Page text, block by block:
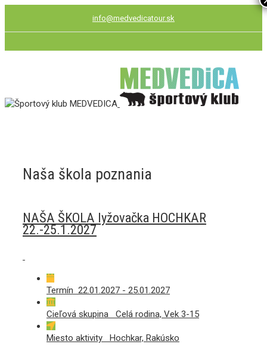
info@medvedicatour.sk
Naša škola poznania
NAŠA ŠKOLA lyžovačka HOCHKAR
22.-25.1.2027
Termín 22.01.2027 - 25.01.2027
Cieľová skupina Celá rodina, Vek 3-15
Miesto aktivity Hochkar, Rakúsko